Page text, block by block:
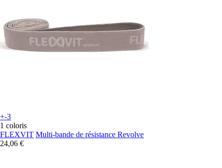
+-3
1 coloris
FLEXVIT Multi-bande de résistance Revolve
24,06 €